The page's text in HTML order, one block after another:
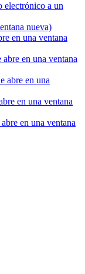
electrónico a un
nueva)
en una ventana
en una ventana
abre en una
en una ventana
en una ventana